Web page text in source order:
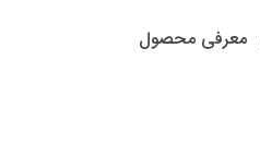
معرفی محصول